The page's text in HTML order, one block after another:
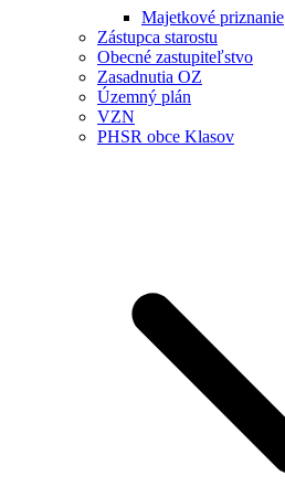
Majetkové priznanie
Zástupca starostu
Obecné zastupiteľstvo
Zasadnutia OZ
Územný plán
VZN
PHSR obce Klasov